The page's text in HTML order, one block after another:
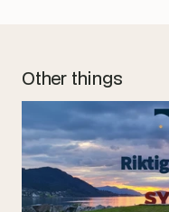
Other things